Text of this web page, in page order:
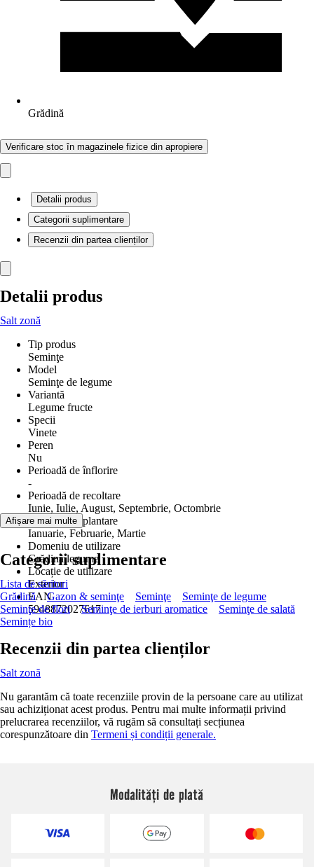
Grădină
Verificare stoc în magazinele fizice din apropiere
Detalii produs
Categorii suplimentare
Recenzii din partea clienților
Detalii produs
Salt zonă
Tip produs
Seminţe
Model
Seminţe de legume
Variantă
Legume fructe
Specii
Vinete
Peren
Nu
Perioadă de înflorire
-
Perioadă de recoltare
Iunie, Iulie, August, Septembrie, Octombrie
Perioada de plantare
Ianuarie, Februarie, Martie
Domeniu de utilizare
Grădină legume
Locație de utilizare
Exterior
EAN
5948872027617
Afișare mai multe
Categorii suplimentare
Lista de sărituri
Grădină
Gazon & seminţe Seminţe
Seminţe de legume
Seminţe de flori
Seminţe de ierburi aromatice
Seminţe de salată
Semințe bio
Recenzii din partea clienților
Salt zonă
Nu garantăm că toate recenziile provin de la persoane care au utilizat
sau achiziționat acest produs. Pentru mai multe informații privind
prelucrarea recenziilor, vă rugăm să consultați secțiunea
corespunzătoare din Termeni și condiții generale.
Modalități de plată